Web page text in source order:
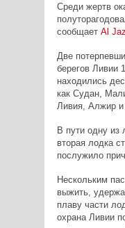
Среди жертв
сообщает Al
Две
берегов Ливии
находились
как Судан,
Ливия, Алжир и
В пути одну из
вторая лодка
послужило
Нескольким
выжить,
плаву части
охрана Ливии